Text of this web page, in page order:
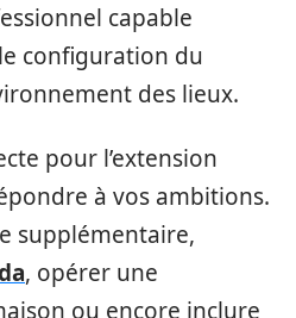
capable
configuration du
des lieux.
pour l’extension
à vos ambitions.
supplémentaire,
, opérer une
ou encore inclure